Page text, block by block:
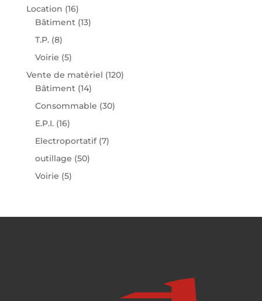
Location (16)
Bâtiment (13)
T.P. (8)
Voirie (5)
Vente de matériel (120)
Bâtiment (14)
Consommable (30)
E.P.I. (16)
Electroportatif (7)
outillage (50)
Voirie (5)